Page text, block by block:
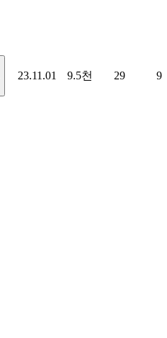
23.11.01 9.5천 29 9